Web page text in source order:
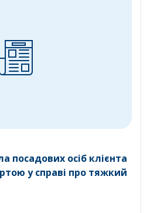
посадових осіб клієнта
у справі про тяжкий